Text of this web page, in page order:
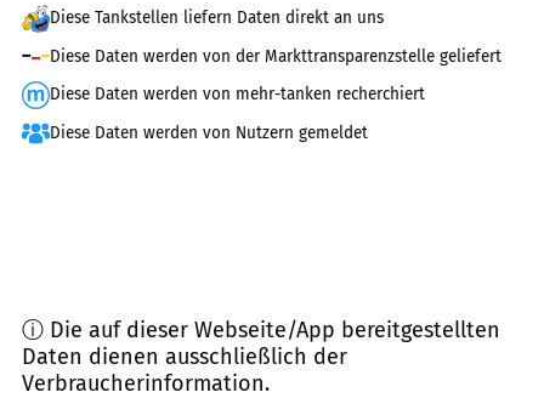
Diese Tankstellen liefern Daten direkt an uns
Diese Daten werden von der Markttransparenzstelle geliefert
Diese Daten werden von mehr-tanken recherchiert
Diese Daten werden von Nutzern gemeldet
ⓘ Die auf dieser Webseite/App bereitgestellten
Daten dienen ausschließlich der
Verbraucherinformation.